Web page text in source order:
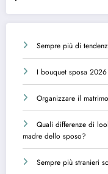
Sempre più di
I bouquet sposa
Organizzare il
Quali differenze di
madre dello sposo?
Sempre più stranieri